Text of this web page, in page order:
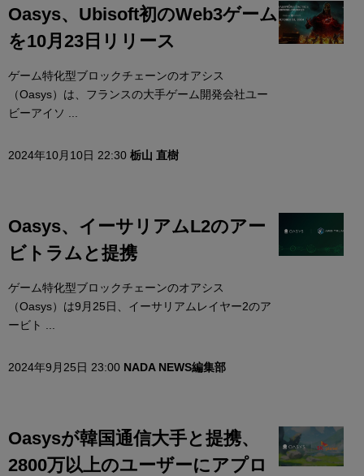
Oasys、Ubisoft初のWeb3ゲーム
を10月23日リリース
ゲーム特化型ブロックチェーンのオアシス
（Oasys）は、フランスの大手ゲーム開発会社ユー
ビーアイソ ...
2024年10月10日 22:30 栃山 直樹
Oasys、イーサリアムL2のアー
ビトラムと提携
ゲーム特化型ブロックチェーンのオアシス
（Oasys）は9月25日、イーサリアムレイヤー2のア
ービト ...
2024年9月25日 23:00 NADA NEWS編集部
Oasysが韓国通信大手と提携、
2800万以上のユーザーにアプロ